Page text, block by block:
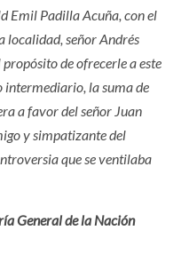
Emil Padilla Acuña, con el
localidad, señor Andrés
de ofrecerle a este
intermediario, la suma de
a favor del señor Juan
y simpatizante del
que se ventilaba
General de la Nación